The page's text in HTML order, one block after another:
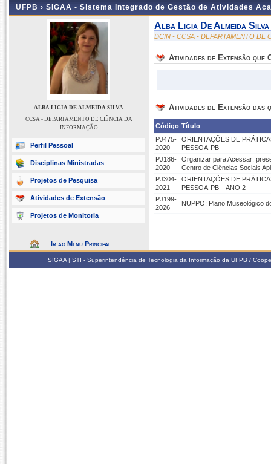
UFPB › SIGAA - Sistema Integrado de Gestão de Atividades
ALBA LIGIA DE ALMEIDA SILVA
CCSA - DEPARTAMENTO DE CIÊNCIA DA
INFORMAÇÃO
Perfil Pessoal
Disciplinas Ministradas
Projetos de Pesquisa
Atividades de Extensão
Projetos de Monitoria
Ir ao Menu Principal
Alba Ligia De Almeida Silva
DCIN - CCSA - DEPARTAMENTO DE
Atividades de Extensão que
Atividades de Extensão das
Código Título
PJ475-
2020
ORIENTAÇÕES DE
PESSOA-PB
PJ186-
2020
Organizar para Acessar:
Centro de Ciências Sociais
PJ304-
2021
ORIENTAÇÕES DE
PESSOA-PB – ANO 2
PJ199-
2026
NUPPO: Plano Museológico
SIGAA | STI - Superintendência de Tecnologia da Informação da UFPB /